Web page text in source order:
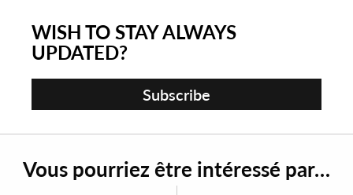
WISH TO STAY ALWAYS
UPDATED?
Subscribe
Vous pourriez être intéressé par…